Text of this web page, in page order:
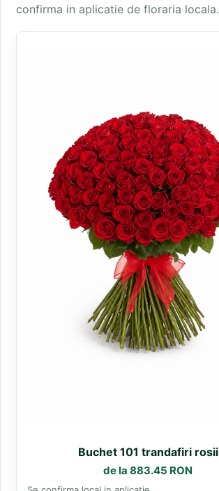
confirma in aplicatie de floraria locala.
Buchet 101 trandafiri rosii
de la 883.45 RON